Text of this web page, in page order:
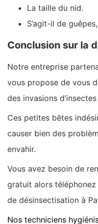
La taille du nid.
S’agit-il de
Conclusion sur la
Notre entreprise
vous propose de vous
des invasions
Ces petites bêtes
causer bien des
envahir.
Vous avez besoin de
gratuit alors
de désinsectisation à
Nos techniciens